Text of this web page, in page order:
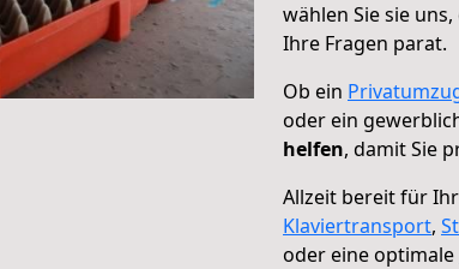
wählen Sie sie
Ihre Fragen parat.
Ob ein
oder ein
helfen, damit Sie
Allzeit bereit für
Klaviertransport,
oder eine optimale